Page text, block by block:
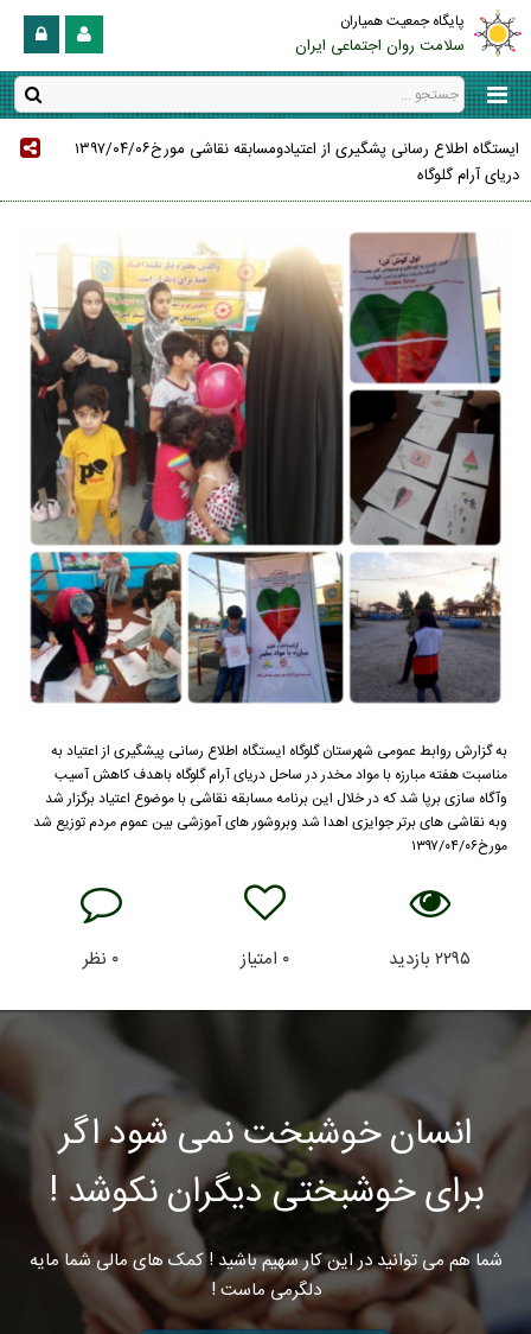
پایگاه جمعیت همیاران
سلامت روان اجتماعی ایران
ایستگاه اطلاع رسانی پشگیری از اعتیادومسابقه نقاشی مورخ۱۳۹۷/۰۴/۰۶
دریای آرام گلوگاه
به گزارش روابط عمومی شهرستان گلوگاه ایستگاه اطلاع رسانی پیشگیری از اعتیاد به
مناسبت هفته مبارزه با مواد مخدر در ساحل دریای آرام گلوگاه باهدف کاهش آسیب
وآگاه سازی برپا شد که در خلال این برنامه مسابقه نقاشی با موضوع اعتیاد برگزار شد
وبه نقاشی های برتر جوایزی اهدا شد وبروشور های آموزشی بین عموم مردم توزیع شد
مورخ۱۳۹۷/۰۴/۰۶
۲۲۹۵بازدید ۰ امتیاز ۰ نظر
انسان خوشبخت نمی شود اگر
برای خوشبختی دیگران نکوشد !
شما هم می توانید در این کار سهیم باشید ! کمک های مالی شما مایه
دلگرمی ماست !